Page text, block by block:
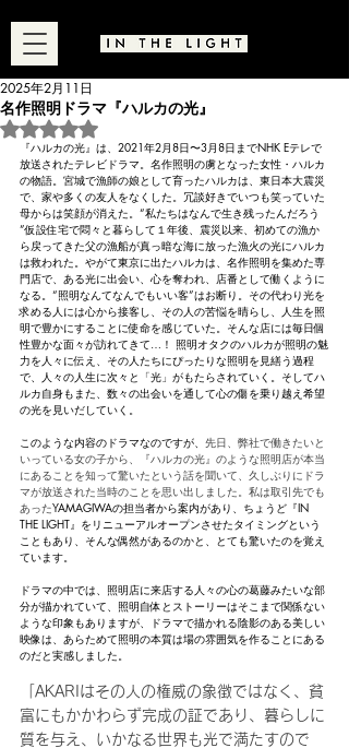
名作照明ドラマ『ハルカの光』
2025年2月11日
5つ星のうちNaNと評価されています。
『ハルカの光』は、2021年2月8日〜3月8日までNHK Eテレで
放送されたテレビドラマ。名作照明の虜となった女性・ハルカ
の物語。宮城で漁師の娘として育ったハルカは、東日本大震災
で、家や多くの友人をなくした。冗談好きでいつも笑っていた
母からは笑顔が消えた。“私たちはなんで生き残ったんだろう
”仮設住宅で悶々と暮らして１年後、震災以来、初めての漁か
ら戻ってきた父の漁船が真っ暗な海に放った漁火の光にハルカ
は救われた。やがて東京に出たハルカは、名作照明を集めた専
門店で、ある光に出会い、心を奪われ、店番として働くように
なる。“照明なんてなんでもいい客”はお断り。その代わり光を
求める人には心から接客し、その人の苦悩を晴らし、人生を照
明で豊かにすることに使命を感じていた。そんな店には毎日個
性豊かな面々が訪れてきて…！ 照明オタクのハルカが照明の魅
力を人々に伝え、その人たちにぴったりな照明を見繕う過程
で、人々の人生に次々と「光」がもたらされていく。そしてハ
ルカ自身もまた、数々の出会いを通して心の傷を乗り越え希望
の光を見いだしていく。
このような内容のドラマなのですが、 先日、弊社で働きたいと
いっている女の子から、『ハルカの光』のような照明店が本当
にあることを知って驚いたという話を聞いて、久しぶりにドラ
マが放送された当時のことを思い出しました。私は取引先でも
あったYAMAGIWAの担当者から案内があり、ちょうど『IN
THE LIGHT』をリニューアルオープンさせたタイミングという
こともあり、そんな偶然があるのかと、とても驚いたのを覚え
ています。
ドラマの中では、照明店に来店する人々の心の葛藤みたいな部
分が描かれていて、照明自体とストーリーはそこまで関係ない
ような印象もありますが、ドラマで描かれる陰影のある美しい
映像は、あらためて照明の本質は場の雰囲気を作ることにある
のだと実感しました。
「AKARIはその人の権威の象徴ではなく、貧
富にもかかわらず完成の証であり、暮らしに
質を与え、いかなる世界も光で満たすので